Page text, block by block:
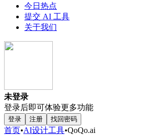
今日热点
提交 AI 工具
关于我们
未登录
登录后即可体验更多功能
登录 注册 找回密码
首页•AI设计工具•QoQo.ai